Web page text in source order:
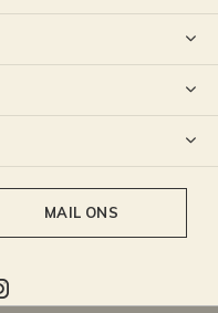
MAIL ONS